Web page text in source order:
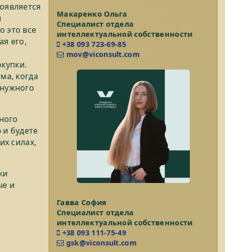
это все
его,
когда
будете
силах,
и
Макаренко Ольга
Специалист отдела
интеллектуальной собственности
+38 093 723-69-85
mov@viconsult.com
Гавва София
Специалист отдела
интеллектуальной собственности
+38 093 111-75-49
gsk@viconsult.com